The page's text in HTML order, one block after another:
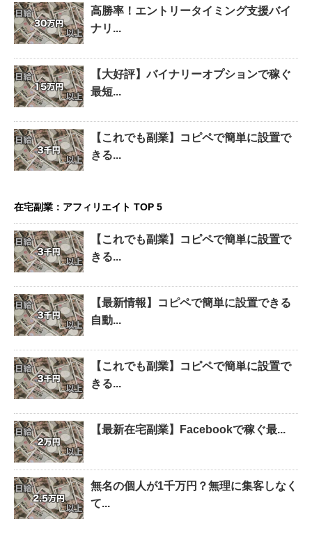
高勝率！エントリータイミング支援バイ
ナリ...
【大好評】バイナリーオプションで稼ぐ
最短...
【これでも副業】コピペで簡単に設置で
きる...
在宅副業：アフィリエイト TOP 5
【これでも副業】コピペで簡単に設置で
きる...
【最新情報】コピペで簡単に設置できる
自動...
【これでも副業】コピペで簡単に設置で
きる...
【最新在宅副業】Facebookで稼ぐ最...
無名の個人が1千万円？無理に集客しなく
て...